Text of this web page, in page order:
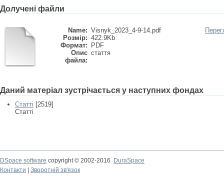
Долучені файли
Name: Visnyk_2023_4-9-14.pdf
Розмір: 422.9Kb
Формат:
PDF
Опис
файла:
стаття
Даний матеріал зустрічається у наступних фондах
Статті [2519]
Статті
DSpace software copyright © 2002-2016
DuraSpace
Контакти
Зворотній зв'язок